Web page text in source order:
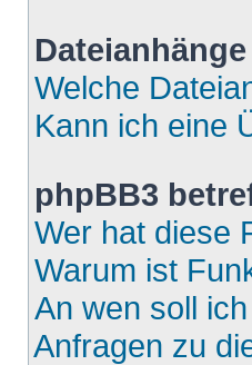
Dateianhänge
Welche
Kann ich eine
phpBB3
Wer hat diese
Warum ist
An wen soll
Anfragen zu